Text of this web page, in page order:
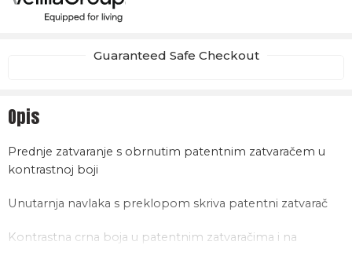
Guaranteed Safe Checkout
Opis
Prednje zatvaranje s obrnutim patentnim zatvaračem u
kontrastnoj boji
Unutarnja navlaka s preklopom skriva patentni zatvarač
Kontrastna crna boja u patentnim zatvaračima i na